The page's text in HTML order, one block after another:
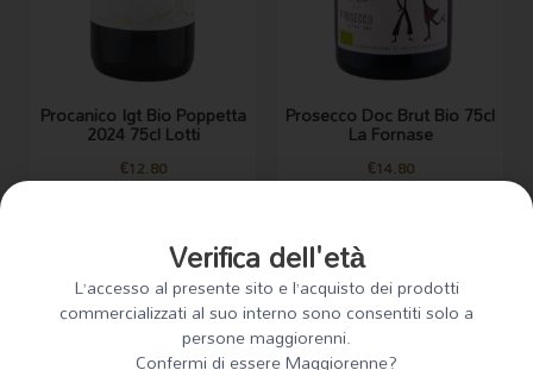
Procanico Igt Bio Poppetta
2024 75cl Lotti
€12.80
Prosecco Doc Brut Bio 75cl
La Fornase
€14.80
Verifica dell'età
L’accesso al presente sito e l’acquisto dei prodotti
commercializzati al suo interno sono consentiti solo a
persone maggiorenni.
Confermi di essere Maggiorenne?